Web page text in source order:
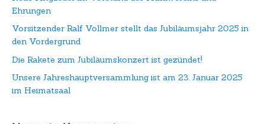
Ehrungen
Vorsitzender Ralf Vollmer stellt das Jubiläumsjahr 2025 in
den Vordergrund
Die Rakete zum Jubiläumskonzert ist gezündet!
Unsere Jahreshauptversammlung ist am 23. Januar 2025
im Heimatsaal